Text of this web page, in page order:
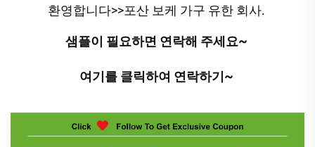
환영합니다>>포산 보케 가구 유한 회사.
샘플이 필요하면 연락해 주세요~
여기를 클릭하여 연락하기~